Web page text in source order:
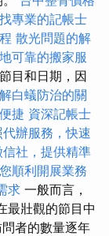
專業的記帳士
散光問題的解
可靠的搬家服
目和日期，因
白蟻防治的關
捷 資深記帳士
辦服務，快速
信社，提供精準
順利開展業務
求 一般而言，
最壯觀的節目中
者的數量逐年